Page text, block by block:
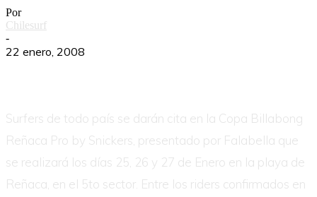
Por
Chilesurf
-
22 enero, 2008
Surfers de todo país se darán cita en la Copa Billabong
Reñaca Pro by Snickers, presentado por Falabella que
se realizará los días 25, 26 y 27 de Enero en la playa de
Reñaca, en el 5to sector. Entre los riders confirmados en